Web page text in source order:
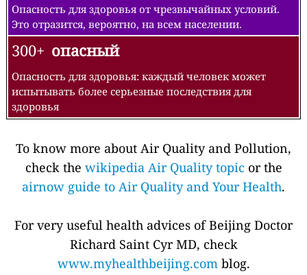
Опасность для здоровья от чрезвычайных условий.
Это отразится, вероятно, на всем населении.
300+ опасный
Опасность для здоровья: каждый человек может
испытывать более серьезные последствия для
здоровья
To know more about Air Quality and Pollution,
check the wikipedia Air Quality topic or the
airnow guide to Air Quality and Your Health.
For very useful health advices of Beijing Doctor
Richard Saint Cyr MD, check
www.myhealthbeijing.comblog.